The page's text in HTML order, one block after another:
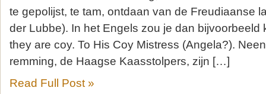
te gepolijst, te tam, ontdaan van de Freudiaanse
der Lubbe). In het Engels zou je dan bijvoorbeeld
they are coy. To His Coy Mistress (Angela?).
remming, de Haagse Kaasstolpers, zijn […]
Read Full Post »